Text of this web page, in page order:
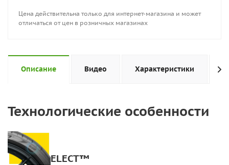
Цена действительна только для интернет-магазина и может
отличаться от цен в розничных магазинах
Описание Видео Характеристики
Технологические особенности
ELECT™